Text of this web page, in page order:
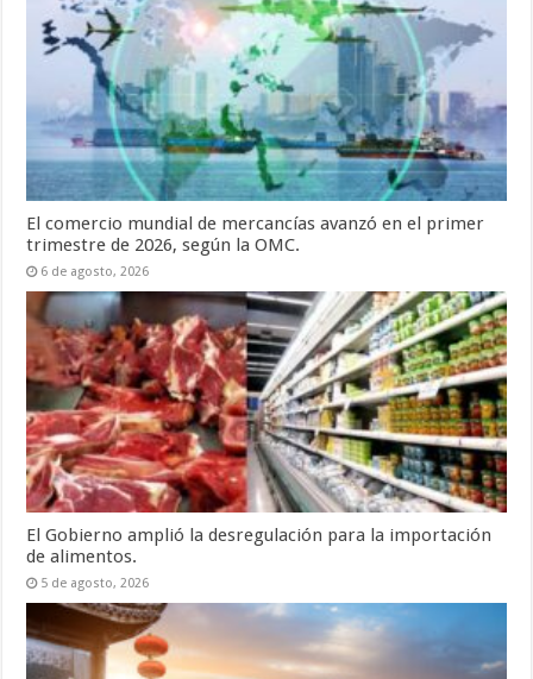
El comercio mundial de mercancías avanzó en el primer
trimestre de 2026, según la OMC.
6 de agosto, 2026
El Gobierno amplió la desregulación para la importación
de alimentos.
5 de agosto, 2026